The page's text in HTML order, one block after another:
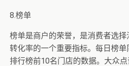
8.榜单
榜单是商户的荣誉，是消费者选
转化率的一个重要指标。每日榜
排行榜前10名门店的数据。大众